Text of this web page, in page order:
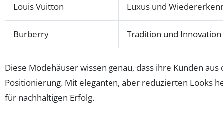
Louis Vuitton Luxus und
Burberry Tradition und Innovation
Diese Modehäuser wissen genau, dass ihre Kunden
Positionierung. Mit eleganten, aber reduzierten Looks
für nachhaltigen Erfolg.